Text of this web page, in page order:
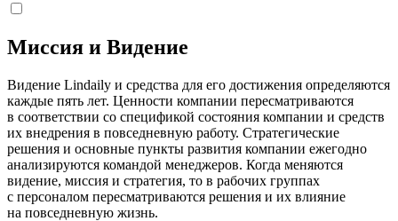
Миссия и Видение
Видение Lindaily и средства для его достижения определяются
каждые пять лет. Ценности компании пересматриваются
в соответствии со спецификой состояния компании и средств
их внедрения в повседневную работу. Стратегические
решения и основные пункты развития компании ежегодно
анализируются командой менеджеров. Когда меняются
видение, миссия и стратегия, то в рабочих группах
с персоналом пересматриваются решения и их влияние
на повседневную жизнь.